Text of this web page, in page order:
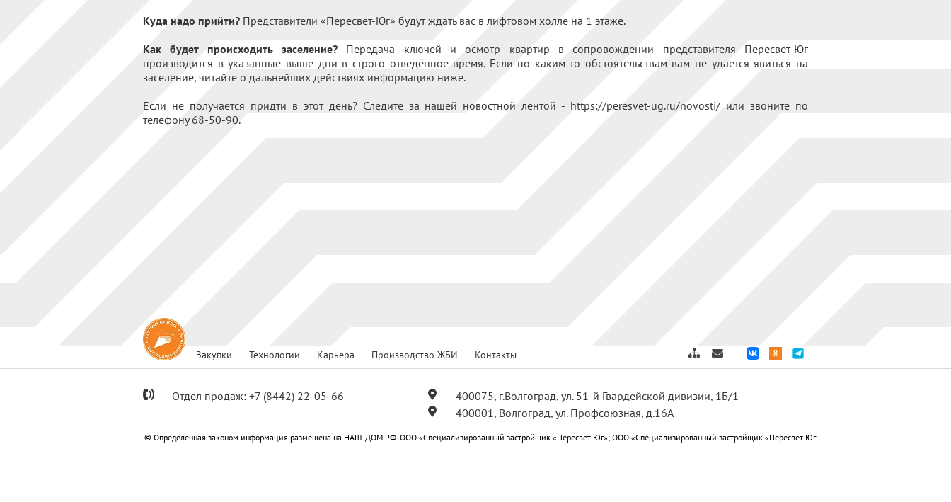
Куда надо прийти? Представители «Пересвет-Юг» будут ждать вас в лифтовом холле на 1 этаже.
Как будет происходить заселение? Передача ключей и осмотр квартир в сопровождении представителя Пересвет-Юг
производится в указанные выше дни в строго отведённое время. Если по каким-то обстоятельствам вам не удается явиться на
заселение, читайте о дальнейших действиях информацию ниже.
Если не получается придти в этот день? Следите за нашей новостной лентой - https://peresvet-ug.ru/novosti/ или звоните по
телефону 68-50-90.
Закупки Технологии Карьера Производство ЖБИ Контакты
Отдел продаж: +7 (8442) 22-05-66
400075, г.Волгоград, ул. 51-й Гвардейской дивизии, 1Б/1
400001, Волгоград, ул. Профсоюзная, д.16А
© Определенная законом информация размещена на НАШ.ДОМ.РФ. ООО «Специализированный застройщик «Пересвет-Юг»; ООО «Специализированный застройщик «Пересвет-Юг
Метизный»; ООО «Специализированный застройщик «Пересвет-Юг Профсоюзная»; ООО «Специализированный застройщик «Пересвет-Юг Краснослободск»; ООО